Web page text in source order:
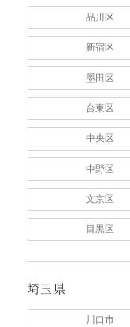
品川区
新宿区
墨田区
台東区
中央区
中野区
文京区
目黒区
埼玉県
川口市